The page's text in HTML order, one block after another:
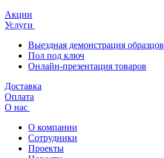
Акции
Услуги
Выездная демонстрация образцов
Пол под ключ
Онлайн-презентация товаров
Доставка
Оплата
О нас
О компании
Сотрудники
Проекты